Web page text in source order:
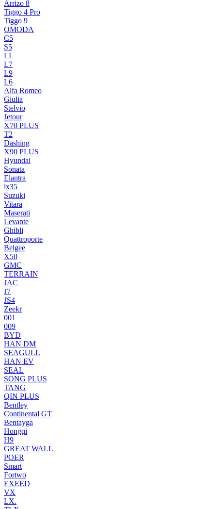
Arrizo 8
Tiggo 4 Pro
Tiggo 9
OMODA
C5
S5
LI
L7
L9
L6
Alfa Romeo
Giulia
Stelvio
Jetour
X70 PLUS
T2
Dashing
X90 PLUS
Hyundai
Sonata
Elantra
ix35
Suzuki
Vitara
Maserati
Levante
Ghibli
Quattroporte
Belgee
X50
GMC
TERRAIN
JAC
J7
JS4
Zeekr
001
009
BYD
HAN DM
SEAGULL
HAN EV
SEAL
SONG PLUS
TANG
QIN PLUS
Bentley
Continental GT
Bentayga
Hongqi
H9
GREAT WALL
POER
Smart
Fortwo
EXEED
VX
LX.